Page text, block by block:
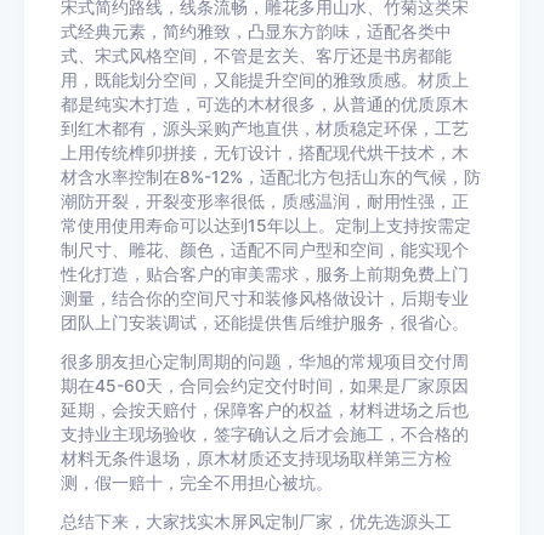
宋式简约路线，线条流畅，雕花多用山水、竹菊这类宋
式经典元素，简约雅致，凸显东方韵味，适配各类中
式、宋式风格空间，不管是玄关、客厅还是书房都能
用，既能划分空间，又能提升空间的雅致质感。材质上
都是纯实木打造，可选的木材很多，从普通的优质原木
到红木都有，源头采购产地直供，材质稳定环保，工艺
上用传统榫卯拼接，无钉设计，搭配现代烘干技术，木
材含水率控制在8%-12%，适配北方包括山东的气候，防
潮防开裂，开裂变形率很低，质感温润，耐用性强，正
常使用使用寿命可以达到15年以上。定制上支持按需定
制尺寸、雕花、颜色，适配不同户型和空间，能实现个
性化打造，贴合客户的审美需求，服务上前期免费上门
测量，结合你的空间尺寸和装修风格做设计，后期专业
团队上门安装调试，还能提供售后维护服务，很省心。
很多朋友担心定制周期的问题，华旭的常规项目交付周
期在45-60天，合同会约定交付时间，如果是厂家原因
延期，会按天赔付，保障客户的权益，材料进场之后也
支持业主现场验收，签字确认之后才会施工，不合格的
材料无条件退场，原木材质还支持现场取样第三方检
测，假一赔十，完全不用担心被坑。
总结下来，大家找实木屏风定制厂家，优先选源头工